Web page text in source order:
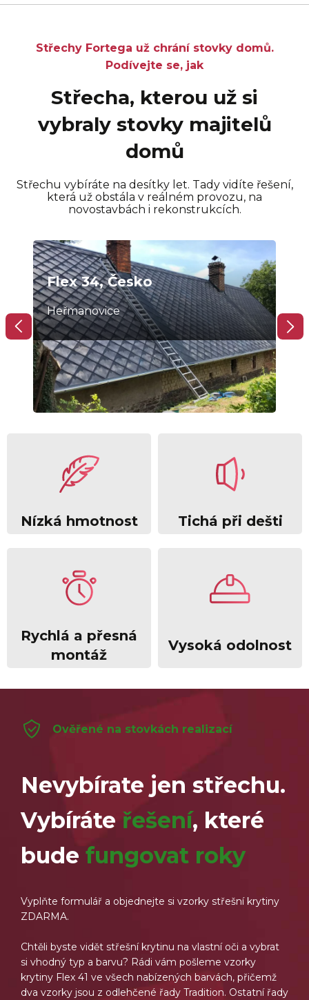
Střechy Fortega už chrání stovky domů.
Podívejte se, jak
Střecha, kterou už si
vybraly stovky majitelů
domů
Střechu vybíráte na desítky let. Tady vidíte řešení,
která už obstála v reálném provozu, na
novostavbách i rekonstrukcích.
Flex 34, Česko
Heřmanovice
Nízká hmotnost Tichá při dešti
Rychlá a přesná
montáž
Vysoká odolnost
Ověřené na stovkách realizací
Nevybírate jen střechu.
Vybíráte řešení, které
bude fungovat roky
Vyplňte formulář a objednejte si vzorky střešní krytiny
ZDARMA.
Chtěli byste vidět střešní krytinu na vlastní oči a vybrat
si vhodný typ a barvu? Rádi vám pošleme vzorky
krytiny Flex 41 ve všech nabízených barvách, přičemž
dva vzorky jsou z odlehčené řady Tradition. Ostatní řady